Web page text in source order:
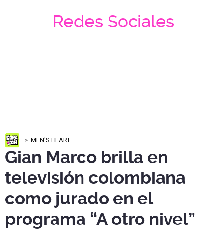
Redes Sociales
MEN'S HEART
Gian Marco brilla en
televisión colombiana
como jurado en el
programa “A otro nivel”